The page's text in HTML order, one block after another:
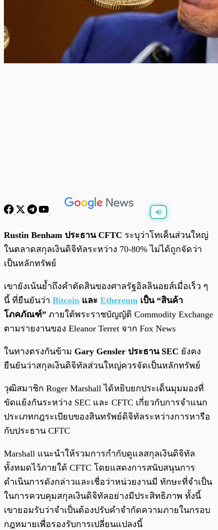
0:00 / 0:00
Rustin Benham ประธาน CFTC ระบุว่าโทเค็นส่วนใหญ่
ในตลาดสกุลเงินดิจิทัลระหว่าง 70-80% ไม่ได้ถูกจัดว่า
เป็นหลักทรัพย์
เขายังเน้นย้ำถึงคำตัดสินของศาลรัฐอิลลินอยส์เมื่อเร็ว ๆ
นี้ ที่ยืนยันว่า Bitcoin และ Ethereum เป็น “สินค้า
โภคภัณฑ์” ภายใต้พระราชบัญญัติ Commodity Exchange
ตามรายงานของ Eleanor Terret จาก Fox News
ในทางตรงกันข้าม Gary Gensler ประธาน SEC ยังคง
ยืนยันว่าสกุลเงินดิจิทัลส่วนใหญ่ควรจัดเป็นหลักทรัพย์
วุฒิสมาชิก Roger Marshall ได้หยิบยกประเด็นมุมมองที่
ขัดแย้งกันระหว่าง SEC และ CFTC เกี่ยวกับการจำแนก
ประเภทกฎระเบียบของสินทรัพย์ดิจิทัลระหว่างการหารือ
กับประธาน CFTC
Marshall แนะนำให้รวมการกำกับดูแลสกุลเงินดิจิทัล
ทั้งหมดไว้ภายใต้ CFTC โดยแสดงการสนับสนุนการ
ดำเนินการดังกล่าวและเชื่อว่าหน่วยงานมี ทักษะที่จำเป็น
ในการควบคุมสกุลเงินดิจิทัลอย่างมีประสิทธิภาพ ทั้งนี้
เขายอมรับว่าจำเป็นต้องปรับคำจำกัดความภายในกรอบ
กฎหมายเพื่อรองรับการเปลี่ยนแปลงนี้